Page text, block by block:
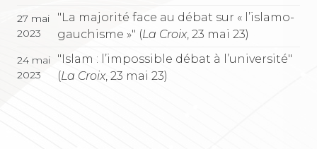
27 mai
2023
"La majorité face au débat sur « l’islamo-
gauchisme »" (La Croix, 23 mai 23)
24 mai
2023
"Islam : l’impossible débat à l’université"
(La Croix, 23 mai 23)